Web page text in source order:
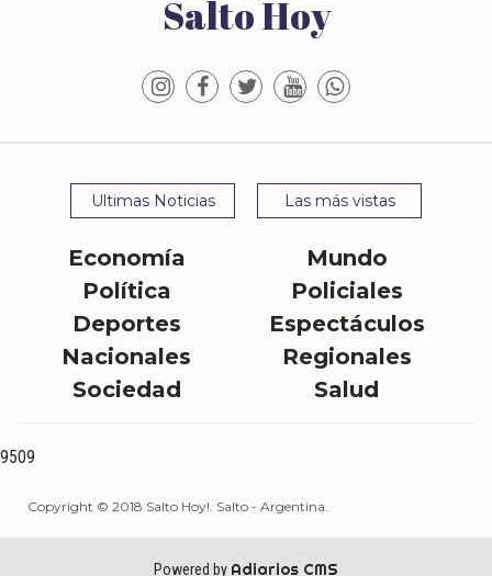
Salto Hoy
Ultimas Noticias Las más vistas
Economía
Mundo
Política
Policiales
Deportes
Espectáculos
Nacionales
Regionales
Sociedad
Salud
9509
Copyright © 2018 Salto Hoy!. Salto - Argentina.
Powered by Adiarios CMS